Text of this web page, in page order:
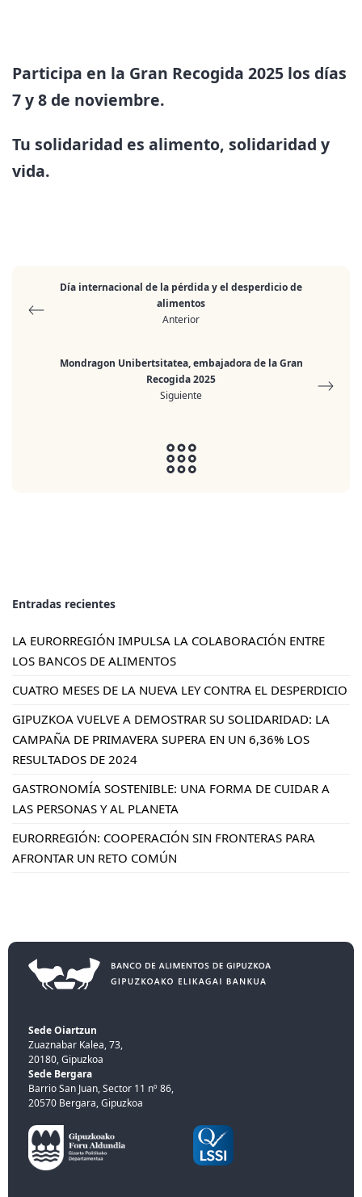
Participa en la Gran Recogida 2025 los días
7 y 8 de noviembre.
Tu solidaridad es alimento, solidaridad y
vida.
Día internacional de la pérdida y el desperdicio de
alimentos
Anterior
Mondragon Unibertsitatea, embajadora de la Gran
Recogida 2025
Siguiente
Entradas recientes
LA EURORREGIÓN IMPULSA LA COLABORACIÓN ENTRE
LOS BANCOS DE ALIMENTOS
CUATRO MESES DE LA NUEVA LEY CONTRA EL DESPERDICIO
GIPUZKOA VUELVE A DEMOSTRAR SU SOLIDARIDAD: LA
CAMPAÑA DE PRIMAVERA SUPERA EN UN 6,36% LOS
RESULTADOS DE 2024
GASTRONOMÍA SOSTENIBLE: UNA FORMA DE CUIDAR A
LAS PERSONAS Y AL PLANETA
EURORREGIÓN: COOPERACIÓN SIN FRONTERAS PARA
AFRONTAR UN RETO COMÚN
Sede Oiartzun
Zuaznabar Kalea, 73,
20180, Gipuzkoa
Sede Bergara
Barrio San Juan, Sector 11 nº 86,
20570 Bergara, Gipuzkoa